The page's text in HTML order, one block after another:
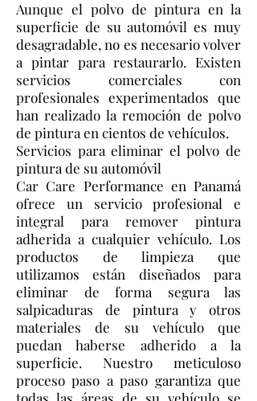
Aunque el polvo de pintura en la
superficie de su automóvil es muy
desagradable, no es necesario volver
a pintar para restaurarlo. Existen
servicios comerciales con
profesionales experimentados que
han realizado la remoción de polvo
de pintura en cientos de vehículos.
Servicios para eliminar el polvo de
pintura de su automóvil
Car Care Performance en Panamá
ofrece un servicio profesional e
integral para remover pintura
adherida a cualquier vehículo. Los
productos de limpieza que
utilizamos están diseñados para
eliminar de forma segura las
salpicaduras de pintura y otros
materiales de su vehículo que
puedan haberse adherido a la
superficie. Nuestro meticuloso
proceso paso a paso garantiza que